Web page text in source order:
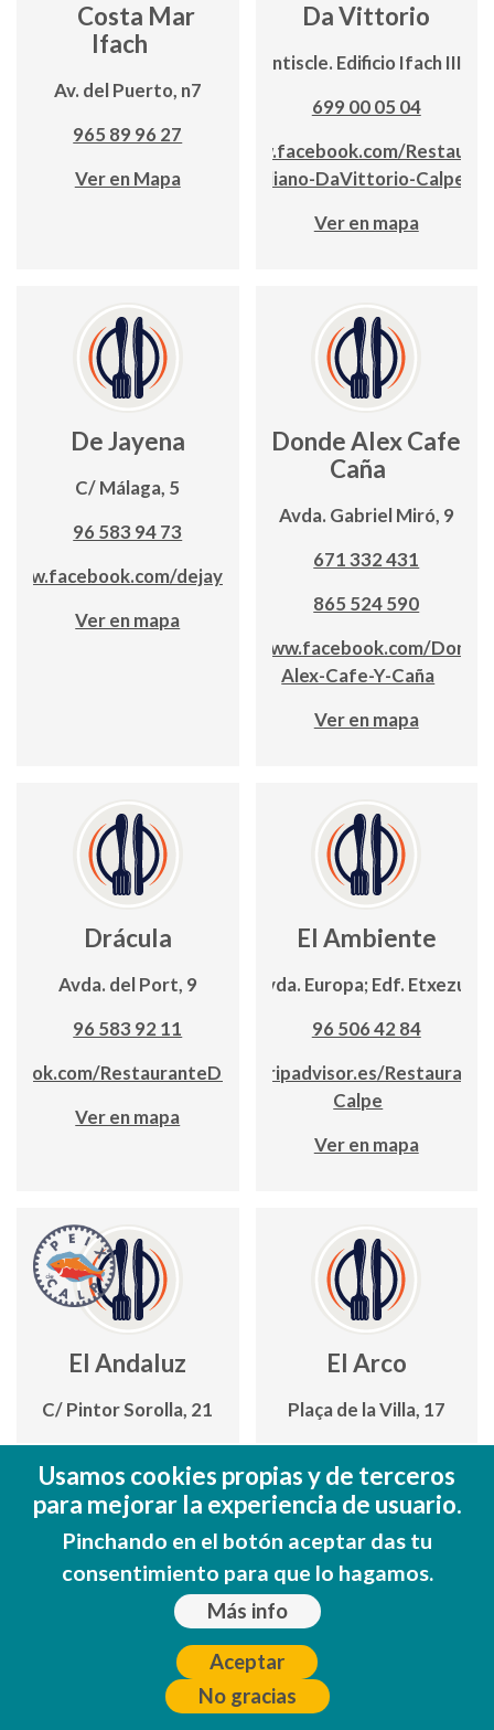
Costa Mar
Ifach
Av. del Puerto, n7
965 89 96 27
Ver en Mapa
Da Vittorio
C/Llentiscle. Edificio Ifach III,
699 00 05 04
www.facebook.com/
Italiano-DaVittorio-Calpe-
Ver en mapa
De Jayena
C/ Málaga, 5
96 583 94 73
www.facebook.com/dejayena
Ver en mapa
Donde Alex Cafe y
Caña
Avda. Gabriel Miró, 9
671 332 431
865 524 590
www.facebook.com/Donde-
Alex-Cafe-Y-Caña
Ver en mapa
Drácula
Avda. del Port, 9
96 583 92 11
RestauranteDraculaCalpe/
Ver en mapa
El Ambiente
Avda. Europa; Edf. Etxezuri
96 506 42 84
https://www.tripadvisor.es/
Calpe
Ver en mapa
El Andaluz
C/ Pintor Sorolla, 21
www.facebook.com/El-
Andaluz-
RestauranteArroceria-
Taperia-Calpe
Ver en mapa
El Arco
Plaça de la Villa, 17
657498217
www.facebook.com/
Ver en mapa
Usamos cookies propias y de terceros
para mejorar la experiencia de usuario.
Pinchando en el botón aceptar das tu
consentimiento para que lo hagamos.
Más info
Aceptar
No gracias